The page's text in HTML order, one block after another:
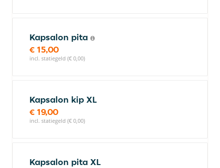
Kapsalon pita
€ 15,00
incl. statiegeld (€ 0,00)
Kapsalon kip XL
€ 19,00
incl. statiegeld (€ 0,00)
Kapsalon pita XL